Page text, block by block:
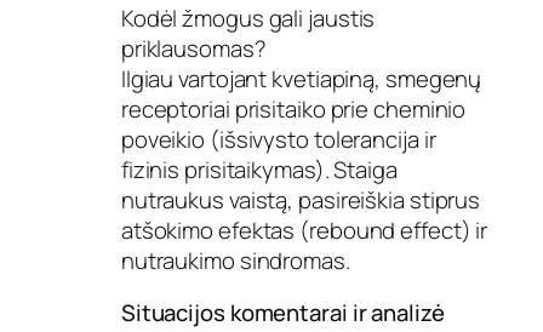
Kodėl žmogus gali jaustis
priklausomas?
Ilgiau vartojant kvetiapiną, smegenų
receptoriai prisitaiko prie cheminio
poveikio (išsivysto tolerancija ir
fizinis prisitaikymas). Staiga
nutraukus vaistą, pasireiškia stiprus
atšokimo efektas (rebound effect) ir
nutraukimo sindromas.
Situacijos komentarai ir analizė